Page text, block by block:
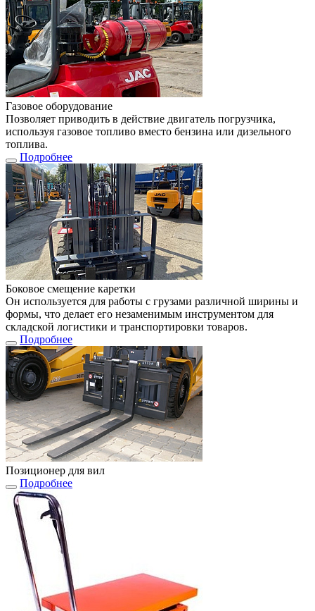
Газовое оборудование
Позволяет приводить в действие двигатель погрузчика,
используя газовое топливо вместо бензина или дизельного
топлива.
Подробнее
Боковое смещение каретки
Он используется для работы с грузами различной ширины и
формы, что делает его незаменимым инструментом для
складской логистики и транспортировки товаров.
Подробнее
Позиционер для вил
Подробнее